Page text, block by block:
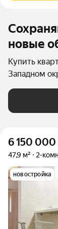
новые
Купить
Западном
6 150 000
47,9 м² 2-
новостройка